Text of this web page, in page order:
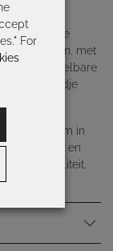
maximale
maten, met
Verstelbare
het bandje
krijgt vorm in
iconische en
en vitaliteit.
For